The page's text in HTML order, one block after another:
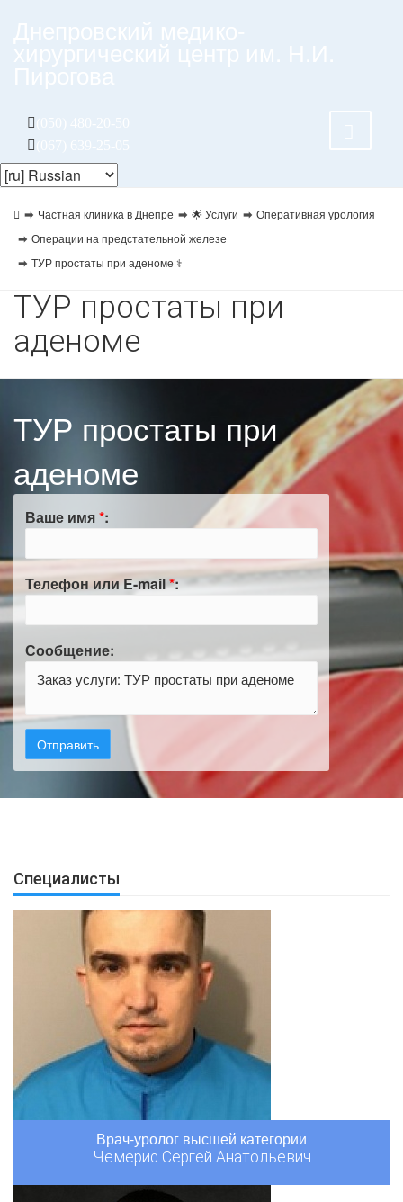
Частная клиника в Днепре 🌟 Услуги
Оперативная урология
Операции на предстательной железе
ТУР простаты при аденоме ⚕️
ТУР простаты при
аденоме
ТУР простаты при
аденоме
Ваше имя*:
Телефон или E-mail*:
Сообщение:
Специалисты
Врач-уролог высшей категории
Чемерис Сергей Анатольевич